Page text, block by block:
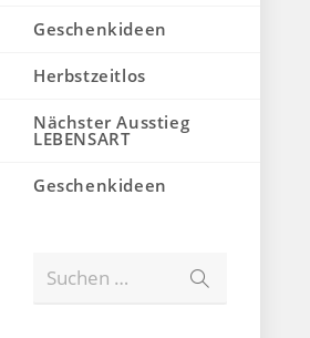
Geschenkideen
Herbstzeitlos
Nächster Ausstieg
LEBENSART
Geschenkideen
Suchen …